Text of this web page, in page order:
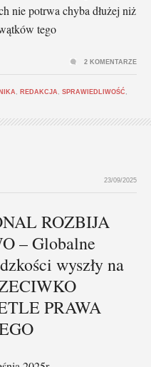
nie potrwa chyba dłużej niż
tego
REDAKCJA SPRAWIEDLIWOŚĆ
2 KOMENTARZE
23/09/2025
ROZBIJA
– Globalne
wyszły na
PRAWA